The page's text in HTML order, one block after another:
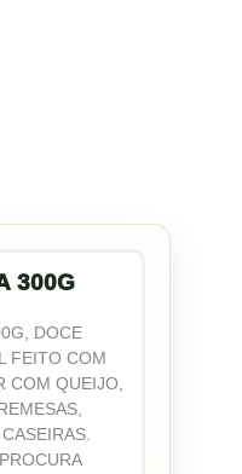
300G
DOCE
FEITO COM
COM QUEIJO,